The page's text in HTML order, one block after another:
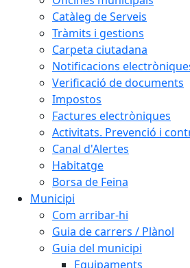
Catàleg de Serveis
Tràmits i gestions
Carpeta ciutadana
Notificacions
Verificació de documents
Impostos
Factures electròniques
Activitats. Prevenció i
Canal d'Alertes
Habitatge
Borsa de Feina
Municipi
Com arribar-hi
Guia de carrers / Plànol
Guia del municipi
Equipaments